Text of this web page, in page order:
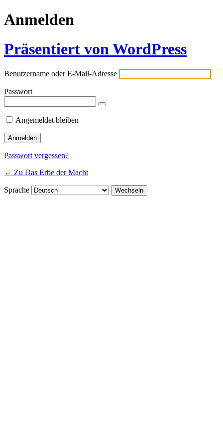
Anmelden
Präsentiert von WordPress
Benutzername oder E-Mail-Adresse
Passwort
Angemeldet bleiben
Passwort vergessen?
← Zu Das Erbe der Macht
Sprache